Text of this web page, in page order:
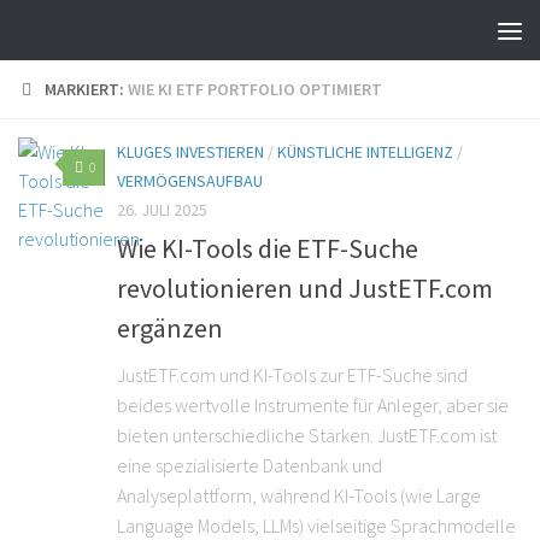
MARKIERT: WIE KI ETF PORTFOLIO OPTIMIERT
0
KLUGES INVESTIEREN /KÜNSTLICHE INTELLIGENZ /
VERMÖGENSAUFBAU
26. JULI 2025
Wie KI-Tools die ETF-Suche
revolutionieren und JustETF.com
ergänzen
JustETF.com und KI-Tools zur ETF-Suche sind
beides wertvolle Instrumente für Anleger, aber sie
bieten unterschiedliche Stärken. JustETF.com ist
eine spezialisierte Datenbank und
Analyseplattform, während KI-Tools (wie Large
Language Models, LLMs) vielseitige Sprachmodelle